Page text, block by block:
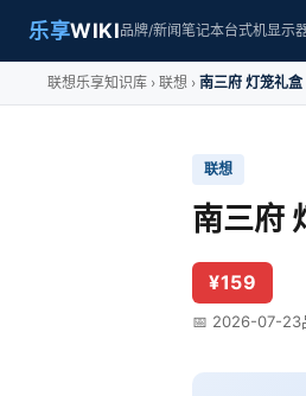
乐享WIKI品牌/新闻笔记本台式机显示
联想乐享知识库 联想 南三府 灯笼礼盒
联想
南三府
¥159
📅 2026-07-23